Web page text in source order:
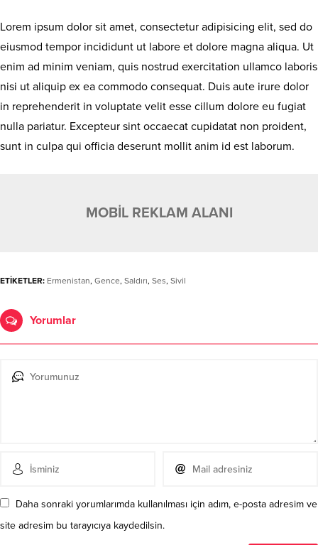
Lorem ipsum dolor sit amet, consectetur adipisicing elit, sed do
eiusmod tempor incididunt ut labore et dolore magna aliqua. Ut
enim ad minim veniam, quis nostrud exercitation ullamco laboris
nisi ut aliquip ex ea commodo consequat. Duis aute irure dolor
in reprehenderit in voluptate velit esse cillum dolore eu fugiat
nulla pariatur. Excepteur sint occaecat cupidatat non proident,
sunt in culpa qui officia deserunt mollit anim id est laborum.
MOBİL REKLAM ALANI
ETİKETLER: Ermenistan, Gence, Saldırı, Ses, Sivil
Yorumlar
Daha sonraki yorumlarımda kullanılması için adım, e-posta adresim ve
site adresim bu tarayıcıya kaydedilsin.